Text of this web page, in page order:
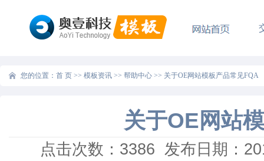
您的位置： 首 页 >> 模板资讯 >> 帮助中心 >> 关于OE网站模板产品常见FQA
关于OE网站
点击次数： 3386 发布日期：